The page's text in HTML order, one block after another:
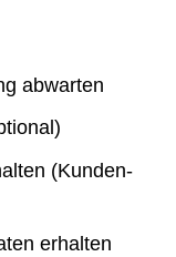
abwarten
(Kunden-
erhalten